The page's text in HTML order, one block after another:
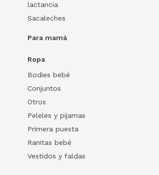
lactancia
Sacaleches
Para mamá
Ropa
Bodies bebé
Conjuntos
Otros
Peleles y pijamas
Primera puesta
Ranitas bebé
Vestidos y faldas